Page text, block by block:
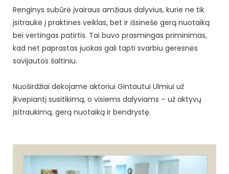
Renginys subūrė įvairaus amžiaus dalyvius, kurie ne tik
įsitraukė į praktines veiklas, bet ir išsinešė gerą nuotaiką
bei vertingas patirtis. Tai buvo prasmingas priminimas,
kad net paprastas juokas gali tapti svarbiu geresnės
savijautos šaltiniu.
Nuoširdžiai dėkojame aktoriui Gintautui Ulmiui už
įkvepiantį susitikimą, o visiems dalyviams – už aktyvų
įsitraukimą, gerą nuotaiką ir bendrystę.